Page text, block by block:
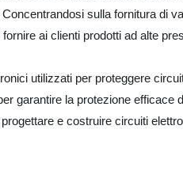
sulla fornitura di
ai clienti prodotti ad alte
utilizzati per proteggere
garantire la protezione
e costruire circuiti